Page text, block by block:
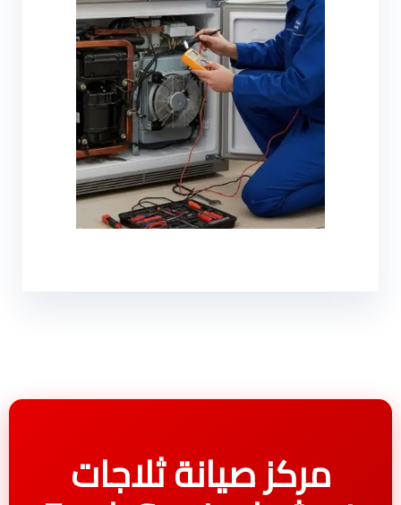
مركز صيانة ثلاجات